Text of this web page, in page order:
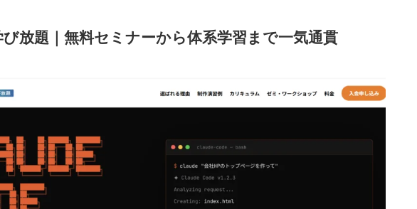
放題｜無料セミナーから体系学習まで一気通貫